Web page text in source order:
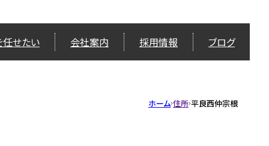
せたい 会社案内 採用情報 ブログ
ホーム 住所 平良西仲宗根